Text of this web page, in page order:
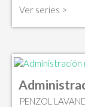
Ver series >
PENZOL